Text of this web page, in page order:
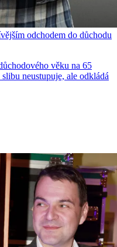
odchodem do důchodu
věku na 65
neustupuje, ale odkládá